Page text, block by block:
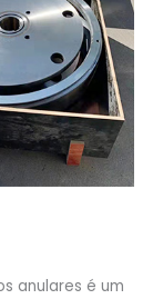
anulares é um